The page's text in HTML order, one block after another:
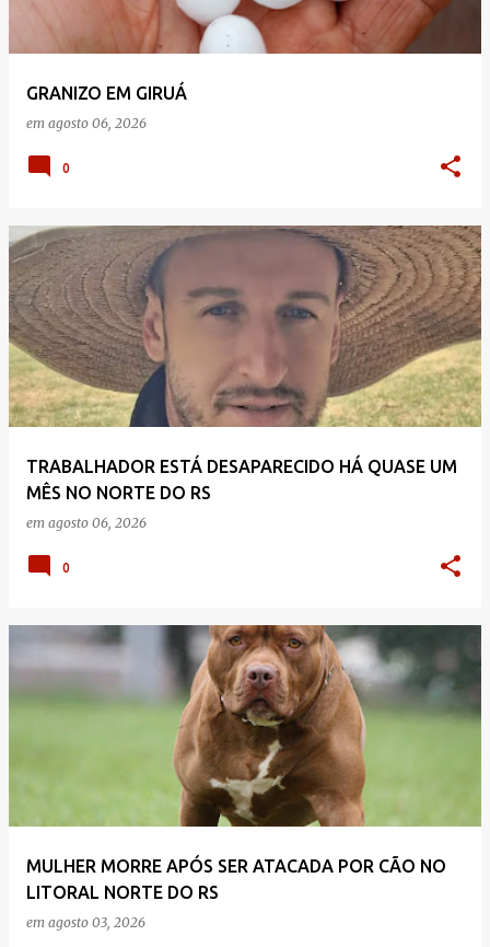
GRANIZO EM GIRUÁ
em agosto 06, 2026
0
TRABALHADOR ESTÁ DESAPARECIDO HÁ QUASE UM
MÊS NO NORTE DO RS
em agosto 06, 2026
0
MULHER MORRE APÓS SER ATACADA POR CÃO NO
LITORAL NORTE DO RS
em agosto 03, 2026